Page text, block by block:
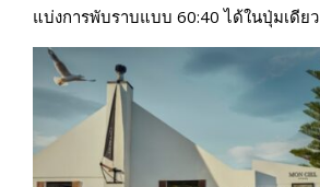
แบ่งการพับราบแบบ 60:40 ได้ในปุ่มเดียว